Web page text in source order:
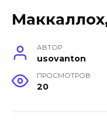
АВТОР
usovanton
ПРОСМОТРОВ
20